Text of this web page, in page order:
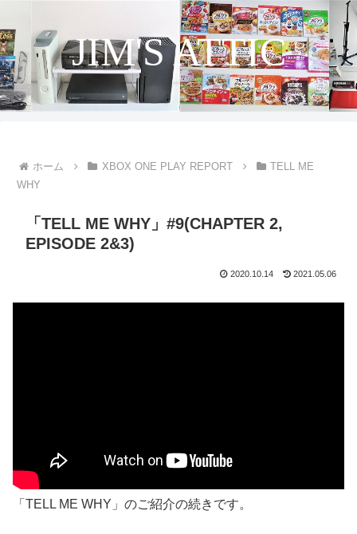
JIM'S ATTIC
ホーム XBOX ONE PLAY REPORT
TELL ME
WHY
「TELL ME WHY」#9(CHAPTER 2,
EPISODE 2&3)
2020.10.14 2021.05.06
「TELL ME WHY」のご紹介の続きです。